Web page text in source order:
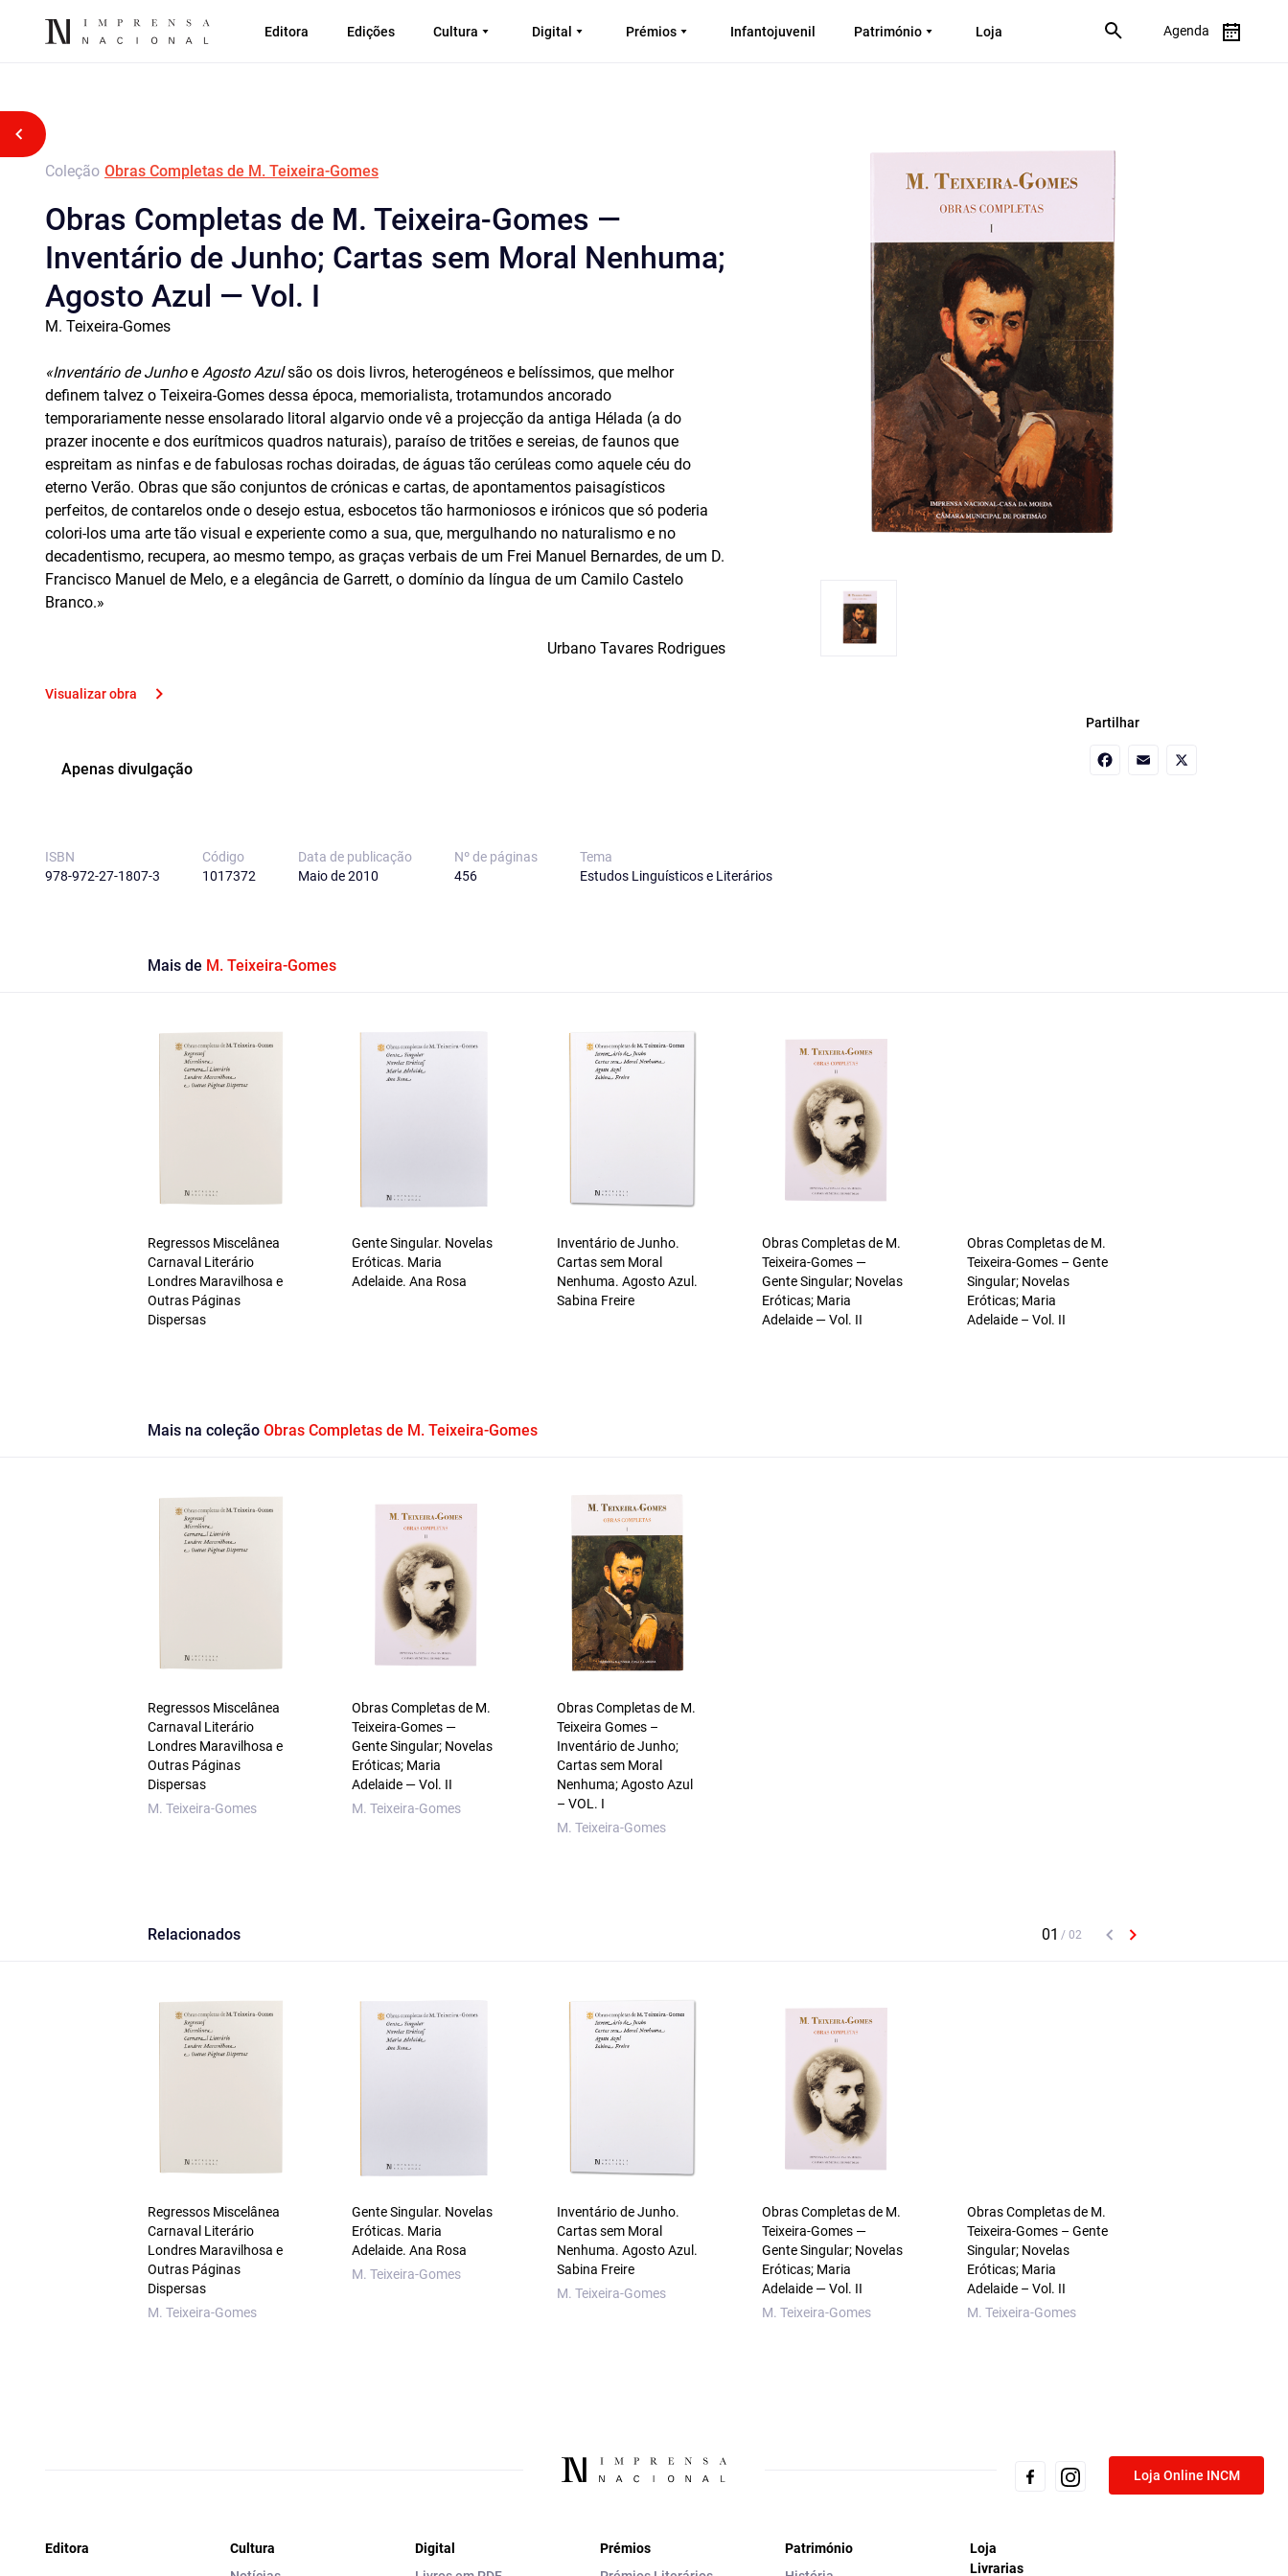
Editora Edições Cultura Digital Prémios Infantojuvenil Património Loja Agenda
Voltar atrás
Coleção Obras Completas de M. Teixeira-Gomes
Obras Completas de M. Teixeira-Gomes —
Inventário de Junho; Cartas sem Moral Nenhuma;
Agosto Azul — Vol. I
M. Teixeira-Gomes
«Inventário de Junhoe Agosto Azulsão os dois livros, heterogéneos e belíssimos, que melhor
definem talvez o Teixeira-Gomes dessa época, memorialista, trotamundos ancorado
temporariamente nesse ensolarado litoral algarvio onde vê a projecção da antiga Hélada (a do
prazer inocente e dos eurítmicos quadros naturais), paraíso de tritões e sereias, de faunos que
espreitam as ninfas e de fabulosas rochas doiradas, de águas tão cerúleas como aquele céu do
eterno Verão. Obras que são conjuntos de crónicas e cartas, de apontamentos paisagísticos
perfeitos, de contarelos onde o desejo estua, esbocetos tão harmoniosos e irónicos que só poderia
colori-los uma arte tão visual e experiente como a sua, que, mergulhando no naturalismo e no
decadentismo, recupera, ao mesmo tempo, as graças verbais de um Frei Manuel Bernardes, de um D.
Francisco Manuel de Melo, e a elegância de Garrett, o domínio da língua de um Camilo Castelo
Branco.»
Urbano Tavares Rodrigues
Visualizar obra
Apenas divulgação
Partilhar
ISBN
978-972-27-1807-3
Código
1017372
Data de publicação
Maio de 2010
Nº de páginas
456
Tema
Estudos Linguísticos e Literários
Mais de M. Teixeira-Gomes
Regressos Miscelânea
Carnaval Literário
Londres Maravilhosa e
Outras Páginas
Dispersas
Gente Singular. Novelas
Eróticas. Maria
Adelaide. Ana Rosa
Inventário de Junho.
Cartas sem Moral
Nenhuma. Agosto Azul.
Sabina Freire
Obras Completas de M.
Teixeira-Gomes —
Gente Singular; Novelas
Eróticas; Maria
Adelaide — Vol. II
Obras Completas de M.
Teixeira-Gomes – Gente
Singular; Novelas
Eróticas; Maria
Adelaide – Vol. II
Mais na coleção Obras Completas de M. Teixeira-Gomes
Regressos Miscelânea
Carnaval Literário
Londres Maravilhosa e
Outras Páginas
Dispersas
M. Teixeira-Gomes
Obras Completas de M.
Teixeira-Gomes —
Gente Singular; Novelas
Eróticas; Maria
Adelaide — Vol. II
M. Teixeira-Gomes
Obras Completas de M.
Teixeira Gomes –
Inventário de Junho;
Cartas sem Moral
Nenhuma; Agosto Azul
– VOL. I
M. Teixeira-Gomes
Relacionados
Regressos Miscelânea
Carnaval Literário
Londres Maravilhosa e
Outras Páginas
Dispersas
M. Teixeira-Gomes
Gente Singular. Novelas
Eróticas. Maria
Adelaide. Ana Rosa
M. Teixeira-Gomes
Inventário de Junho.
Cartas sem Moral
Nenhuma. Agosto Azul.
Sabina Freire
M. Teixeira-Gomes
Obras Completas de M.
Teixeira-Gomes —
Gente Singular; Novelas
Eróticas; Maria
Adelaide — Vol. II
M. Teixeira-Gomes
Obras Completas de M.
Teixeira-Gomes – Gente
Singular; Novelas
Eróticas; Maria
Adelaide – Vol. II
M. Teixeira-Gomes
Loja Online INCM
Editora
Cultura
Digital
Prémios
Património
Loja
Livrarias